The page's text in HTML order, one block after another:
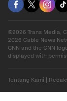
©2026 Trans Media,
2026 Cable News
CNN and the CNN
displayed with
Tentang Kami